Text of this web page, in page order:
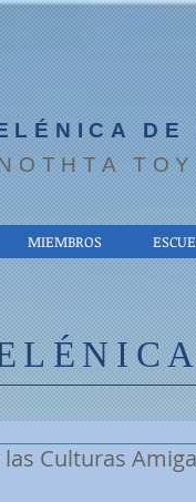
DE
MIEMBROS
las Culturas